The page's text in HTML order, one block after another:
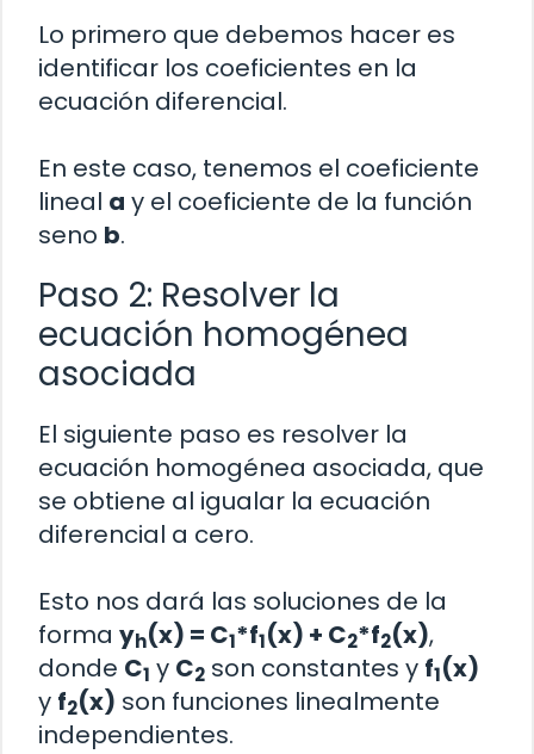
Lo primero que debemos hacer es
identificar los coeficientes en la
ecuación diferencial.
En este caso, tenemos el coeficiente
lineal a y el coeficiente de la función
seno b.
Paso 2: Resolver la
ecuación homogénea
asociada
El siguiente paso es resolver la
ecuación homogénea asociada, que
se obtiene al igualar la ecuación
diferencial a cero.
Esto nos dará las soluciones de la
forma yh(x) = C1*f1(x) + C2*f2(x),
donde C1 y C2 son constantes y f1(x)
y f2(x) son funciones linealmente
independientes.